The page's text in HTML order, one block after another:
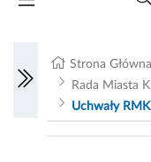
Strona Główna
Rada Miasta
Uchwały RMK